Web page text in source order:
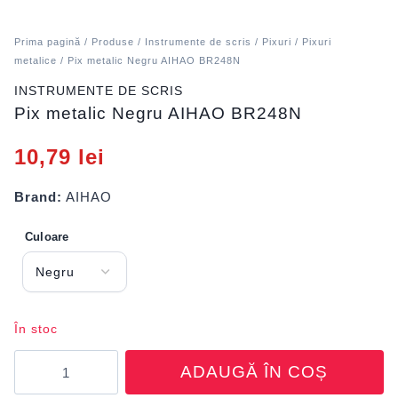
Prima pagină / Produse / Instrumente de scris / Pixuri / Pixuri
metalice / Pix metalic Negru AIHAO BR248N
INSTRUMENTE DE SCRIS
Pix metalic Negru AIHAO BR248N
10,79 lei
Brand: AIHAO
Culoare
În stoc
metalic
ADAUGĂ ÎN COȘ